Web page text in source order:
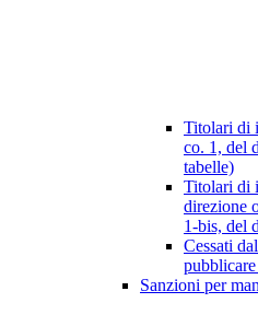
Titolari di
co. 1, del
tabelle)
Titolari di
direzione
1-bis, del
Cessati
Sanzioni per